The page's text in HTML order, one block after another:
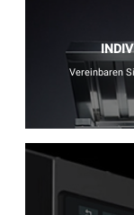
Vereinbaren